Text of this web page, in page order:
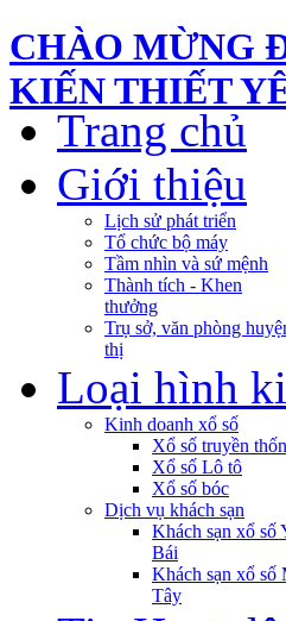
CHÀO MỪNG
KIẾN THIẾT
Trang chủ
Giới thiệu
Lịch sử phát triển
Tổ chức bộ máy
Tầm nhìn và sứ mệnh
Thành tích - Khen
thưởng
Trụ sở, văn phòng
thị
Loại hình
Kinh doanh xổ số
Xổ số truyền
Xổ số Lô tô
Xổ số bóc
Dịch vụ khách sạn
Khách sạn xổ số
Bái
Khách sạn xổ số
Tây